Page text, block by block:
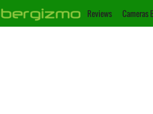
Reviews Cameras